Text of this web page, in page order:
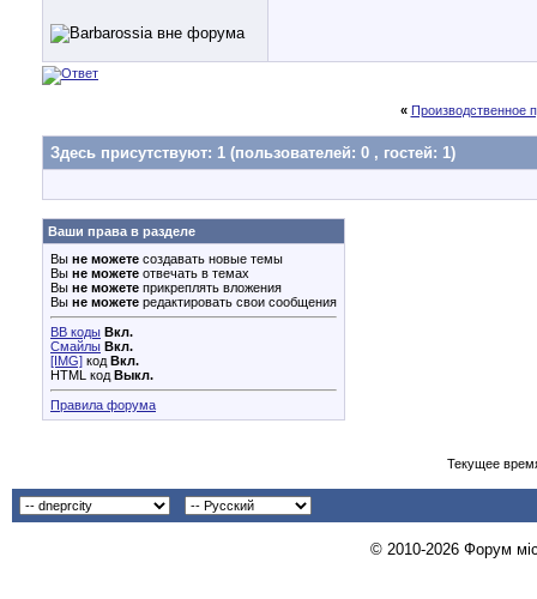
« Производственное
Здесь присутствуют: 1 (пользователей: 0 , гостей: 1)
Ваши права в разделе
Вы не можете создавать новые темы
Вы не можете отвечать в темах
Вы не можете прикреплять вложения
Вы не можете редактировать свои сообщения
BB коды Вкл.
Смайлы Вкл.
[IMG] код Вкл.
HTML код Выкл.
Правила форума
Текущее
© 2010-2026 Форум